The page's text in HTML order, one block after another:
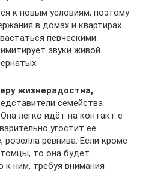
к новым условиям, поэтому
в домах и квартирах.
певческими
звуки живой
жизнерадостна,
семейства
легко идёт на контакт с
угостит её
ревнива. Если кроме
то она будет
к ним, требуя внимания